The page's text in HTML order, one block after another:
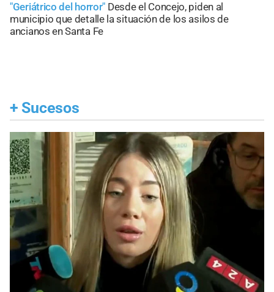
"Geriátrico del horror" Desde el Concejo, piden al
municipio que detalle la situación de los asilos de
ancianos en Santa Fe
+ Sucesos